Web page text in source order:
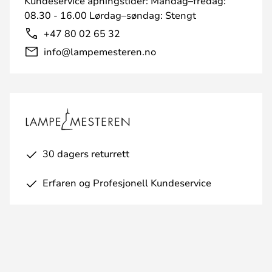
08.30 - 16.00 Lørdag–søndag: Stengt
+47 80 02 65 32
info@lampemesteren.no
30 dagers returrett
Erfaren og Profesjonell Kundeservice